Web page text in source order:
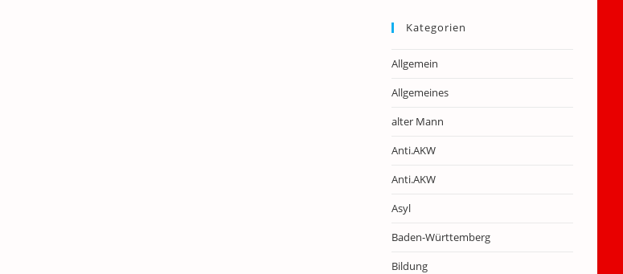
Kategorien
Allgemein
Allgemeines
alter Mann
Anti.AKW
Anti.AKW
Asyl
Baden-Württemberg
Bildung